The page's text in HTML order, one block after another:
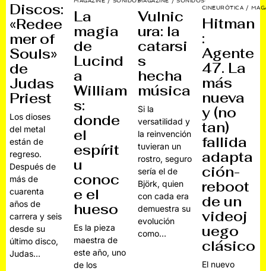
Discos:
«Redee
mer of
Souls»
de
Judas
Priest
Los dioses
del metal
están de
regreso.
Después de
más de
cuarenta
años de
carrera y seis
desde su
último disco,
Judas…
La
magia
de
Lucind
a
William
s:
donde
el
espírit
u
conoc
e el
hueso
Es la pieza
maestra de
este año, uno
de los
Vulnic
ura: la
catarsi
s
hecha
música
Si la
versatilidad y
la reinvención
tuvieran un
rostro, seguro
sería el de
Björk, quien
con cada era
demuestra su
evolución
como…
CINEURÓTICA /
Hitman
:
Agente
47. La
más
nueva
y (no
tan)
fallida
adapta
ción-
reboot
de un
videoj
uego
clásico
El nuevo